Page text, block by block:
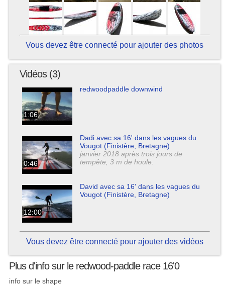
Vous devez être connecté pour ajouter des photos
Vidéos (3)
1:06
redwoodpaddle downwind
0:46
Dadi avec sa 16' dans les vagues du
Vougot (Finistère, Bretagne)
janvier 2018 après trois jours de
tempête, 3 m de houle.
12:00
David avec sa 16' dans les vagues du
Vougot (Finistère, Bretagne)
Vous devez être connecté pour ajouter des vidéos
Plus d'info sur le redwood-paddle race 16'0
info sur le shape